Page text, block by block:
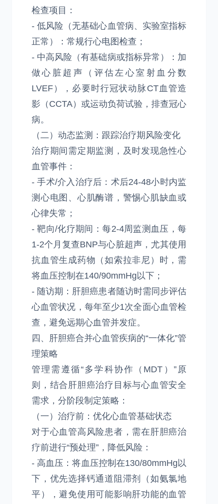
检查项目：
- 低风险（无基础心血管病、实验室指标
正常）：常规行心电图检查；
- 中高风险（有基础病或指标异常）：加
做心脏超声（评估左心室射血分数
LVEF），必要时行冠状动脉CT血管造
影（CCTA）或运动负荷试验，排查冠心
病。
（二）动态监测：跟踪治疗期风险变化
治疗期间需定期监测，及时发现急性心
血管事件：
- 手术/介入治疗后：术后24-48小时内监
测心电图、心肌酶谱，警惕心肌缺血或
心律失常；
- 靶向/化疗期间：每2-4周监测血压，每
1-2个月复查BNP与心脏超声，尤其使用
抗血管生成药物（如索拉非尼）时，需
将血压控制在140/90mmHg以下；
- 随访期：肝胆癌患者随访时需同步评估
心血管状况，每年至少1次全面心血管检
查，避免远期心血管并发症。
四、肝胆癌合并心血管疾病的“一体化”管
理策略
管理需遵循“多学科协作（MDT）”原
则，结合肝胆癌治疗目标与心血管安全
需求，分阶段制定策略：
（一）治疗前：优化心血管基础状态
对于心血管高风险患者，需在肝胆癌治
疗前进行“预处理”，降低风险：
- 高血压：将血压控制在130/80mmHg以
下，优先选择钙通道阻滞剂（如氨氯地
平），避免使用可能影响肝功能的血管